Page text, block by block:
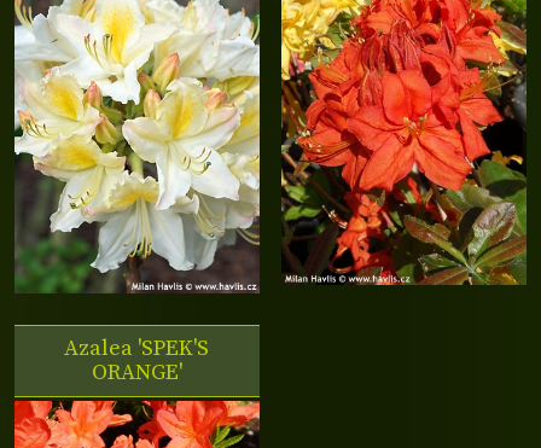
Azalea 'SPEK'S
ORANGE'